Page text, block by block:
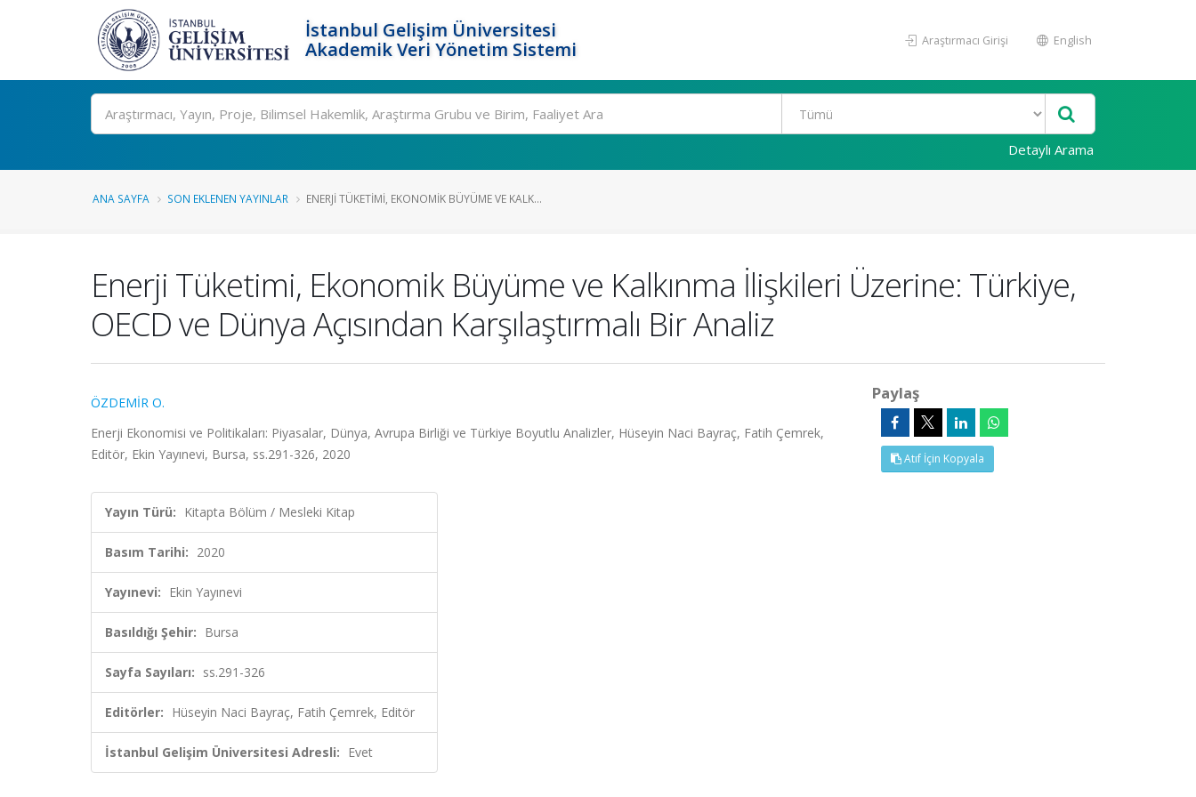
İstanbul Gelişim Üniversitesi
Akademik Veri Yönetim Sistemi
Araştırmacı Girişi English
Ara
Detaylı Arama
ANA SAYFA SON EKLENEN YAYINLAR ENERJI TÜKETIMI, EKONOMIK BÜYÜME VE KALK...
Enerji Tüketimi, Ekonomik Büyüme ve Kalkınma İlişkileri Üzerine: Türkiye,
OECD ve Dünya Açısından Karşılaştırmalı Bir Analiz
ÖZDEMİR O.
Enerji Ekonomisi ve Politikaları: Piyasalar, Dünya, Avrupa Birliği ve Türkiye Boyutlu Analizler, Hüseyin Naci Bayraç, Fatih Çemrek,
Editör, Ekin Yayınevi, Bursa, ss.291-326, 2020
Yayın Türü: Kitapta Bölüm / Mesleki Kitap
Basım Tarihi: 2020
Yayınevi: Ekin Yayınevi
Basıldığı Şehir: Bursa
Sayfa Sayıları: ss.291-326
Editörler: Hüseyin Naci Bayraç, Fatih Çemrek, Editör
İstanbul Gelişim Üniversitesi Adresli: Evet
Paylaş
Atıf İçin Kopyala